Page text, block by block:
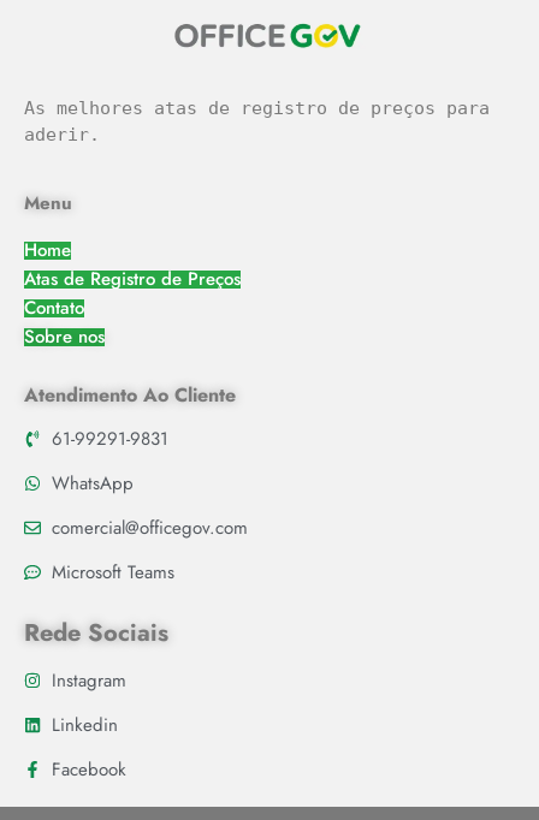
As melhores atas de registro de preços para
aderir.
Menu
Home
Atas de Registro de Preços
Contato
Sobre nos
Atendimento Ao Cliente
61-99291-9831
WhatsApp
comercial@officegov.com
Microsoft Teams
Rede Sociais
Instagram
Linkedin
Facebook